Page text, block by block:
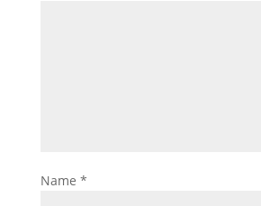
Name *